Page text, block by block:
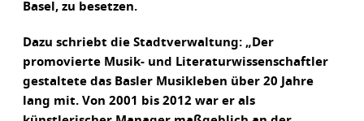
Basel, zu besetzen.
Dazu schriebt die Stadtverwaltung: „Der
promovierte Musik- und Literaturwissenschaftler
gestaltete das Basler Musikleben über 20 Jahre
lang mit. Von 2001 bis 2012 war er als